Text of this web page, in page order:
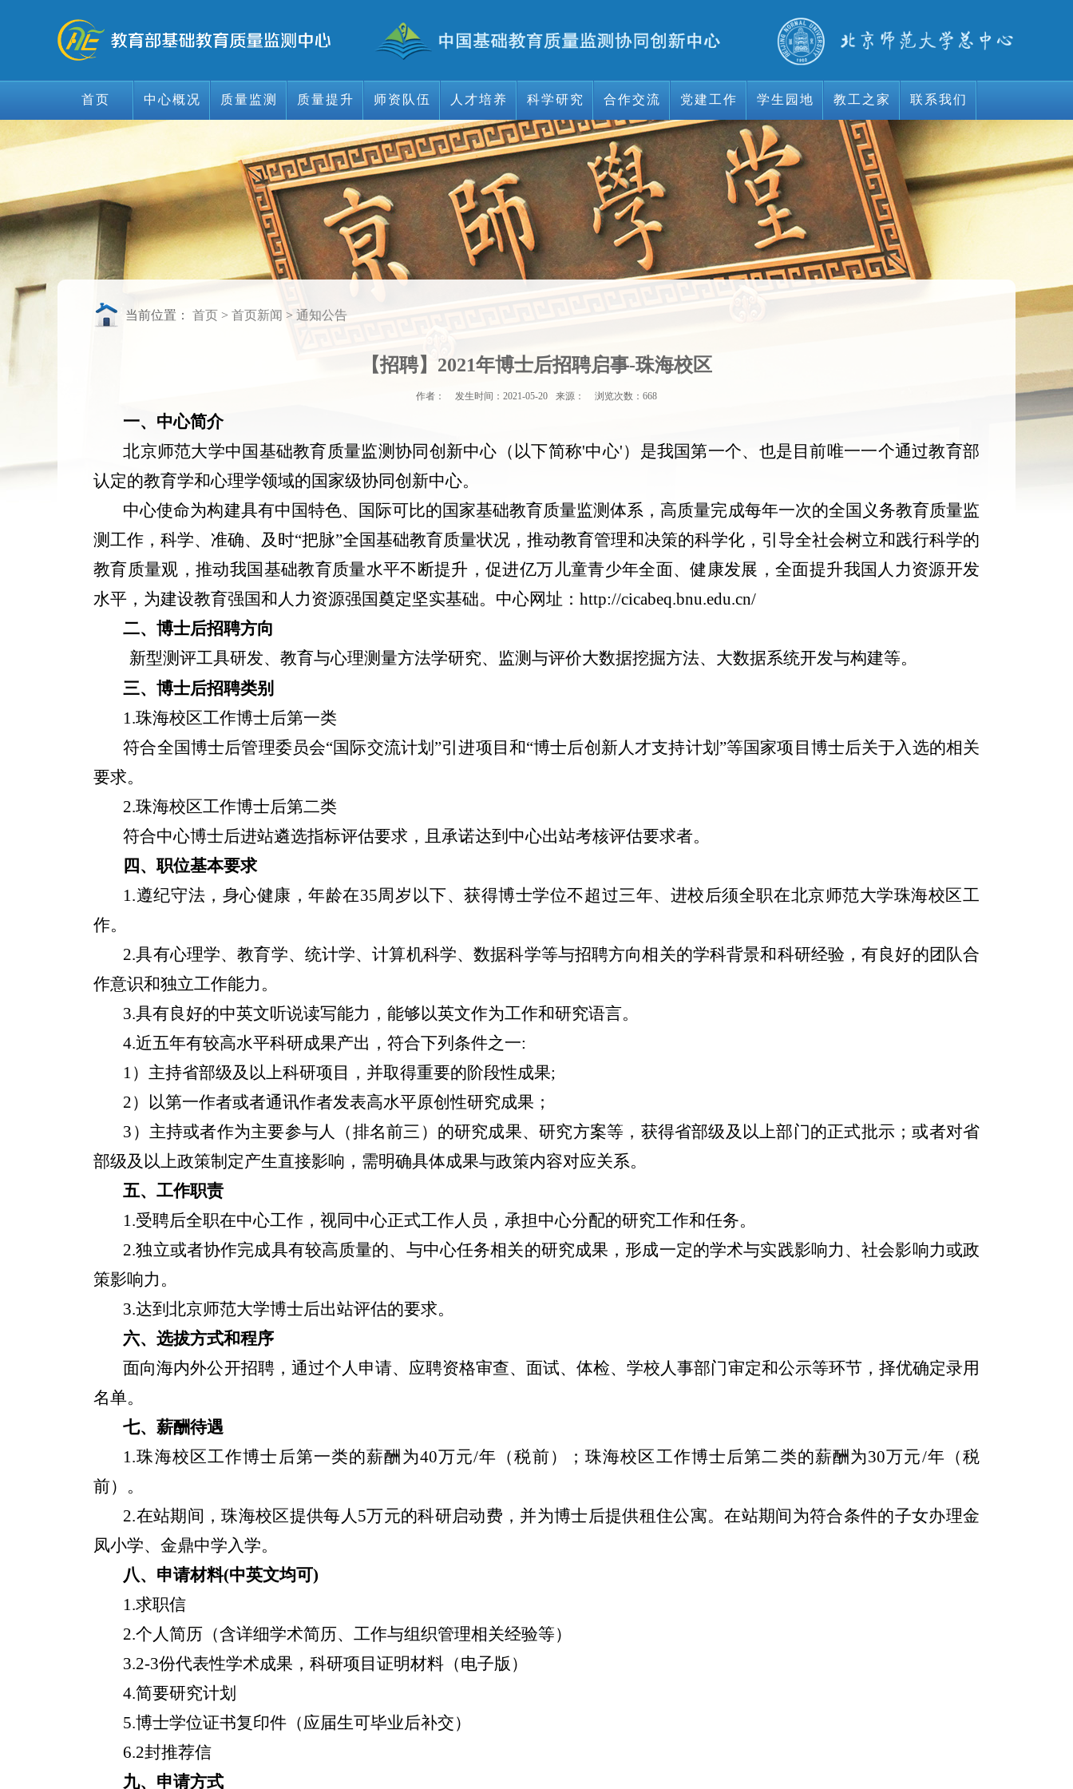
首页
首页
中心概况 质量监测 质量提升 师资队伍
师资队伍
人才培养 科学研究 合作交流 党建工作 学生园地
学生园地
教工之家 联系我们
当前位置： 首页 > 首页新闻 > 通知公告
【招聘】2021年博士后招聘启事-珠海校区
作者： 发生时间： 2021-05-20 来源： 浏览次数： 668
一、中心简介
北京师范大学中国基础教育质量监测协同创新中心（以下简称'中心'）是我国第一个、也是目前唯一一个通过教育部
认定的教育学和心理学领域的国家级协同创新中心。
中心使命为构建具有中国特色、国际可比的国家基础教育质量监测体系，高质量完成每年一次的全国义务教育质量监
测工作，科学、准确、及时“把脉”全国基础教育质量状况，推动教育管理和决策的科学化，引导全社会树立和践行科学的
教育质量观，推动我国基础教育质量水平不断提升，促进亿万儿童青少年全面、健康发展，全面提升我国人力资源开发
水平，为建设教育强国和人力资源强国奠定坚实基础。中心网址： http://cicabeq.bnu.edu.cn/
二、博士后招聘方向
新型测评工具研发、教育与心理测量方法学研究、监测与评价大数据挖掘方法、大数据系统开发与构建等。
三、博士后招聘类别
1.珠海校区工作博士后第一类
符合全国博士后管理委员会“国际交流计划”引进项目和“博士后创新人才支持计划 ”等国家项目博士后关于入选的相关
要求。
2.珠海校区工作博士后第二类
符合中心博士后进站遴选指标评估要求 ，且承诺达到中心出站考核评估要求者。
四、职位基本要求
1.遵纪守法，身心健康，年龄在35周岁以下、获得博士学位不超过三年、进校后须全职在北京师范大学珠海校区工
作。
2.具有心理学、教育学、统计学、计算机科学、数据科学等与招聘方向相关的学科背景和科研经验，有良好的团队合
作意识和独立工作能力。
3.具有良好的中英文听说读写能力，能够以英文作为工作和研究语言。
4.近五年有较高水平科研成果产出，符合下列条件之一:
1）主持省部级及以上科研项目，并取得重要的阶段性成果;
2）以第一作者或者通讯作者发表高水平原创性研究成果；
3 ）主持或者作为主要参与人（排名前三）的研究成果、研究方案等，获得省部级及以上部门的正式批示；或者对省
部级及以上政策制定产生直接影响，需明确具体成果与政策内容对应关系。
五、工作职责
1.受聘后全职在中心工作，视同中心正式工作人员，承担中心分配的研究工作和任务。
2.独立或者协作完成具有较高质量的、与中心任务相关的研究成果，形成一定的学术与实践影响力、社会影响力或政
策影响力。
3.达到北京师范大学博士后出站评估的要求。
六、选拔方式和程序
面向海内外公开招聘，通过个人申请、应聘资格审查、面试、体检、学校人事部门审定和公示等环节，择优确定录用
名单。
七、薪酬待遇
1.珠海校区工作博士后第一类的薪酬为40万元/年（税前）；珠海校区工作博士后第二类的薪酬为30万元/年（税
前）。
2.在站期间，珠海校区提供每人5万元的科研启动费，并为博士后提供租住公寓。在站期间为符合条件的子女办理金
凤小学、金鼎中学入学。
八、申请材料(中英文均可)
1.求职信
2.个人简历（含详细学术简历、工作与组织管理相关经验等）
3.2-3份代表性学术成果，科研项目证明材料（电子版）
4.简要研究计划
5.博士学位证书复印件（应届生可毕业后补交）
6.2封推荐信
九、申请方式